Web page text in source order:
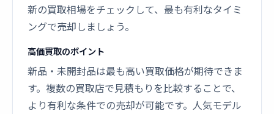
新の買取相場をチェックして、最も有利なタイミ
ングで売却しましょう。
高価買取のポイント
新品・未開封品は最も高い買取価格が期待できま
す。複数の買取店で見積もりを比較することで、
より有利な条件での売却が可能です。人気モデル